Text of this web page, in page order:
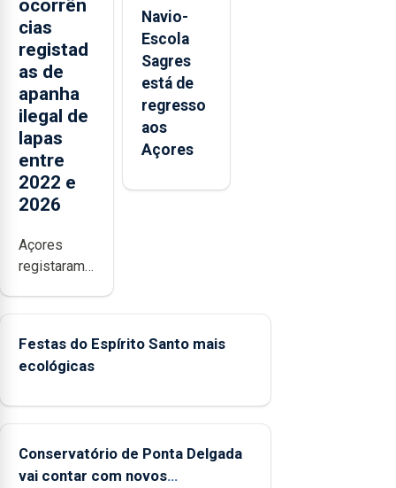
ocorrên
cias
registad
as de
apanha
ilegal de
lapas
entre
2022 e
2026
Açores
registaram
e mais de
160
apanha
ilegal de
Navio-
Escola
Sagres
está de
regresso
aos
Açores
Festas do Espírito Santo mais
ecológicas
Conservatório de Ponta Delgada
vai contar com novos